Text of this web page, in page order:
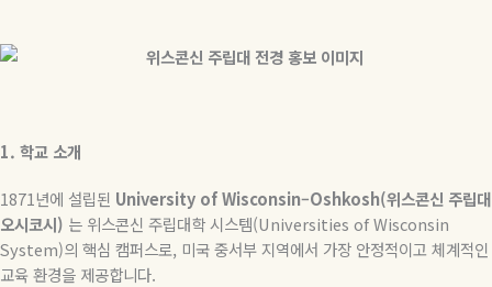
1. 학교 소개
1871년에 설립된 University of Wisconsin–Oshkosh(위스콘신 주립대
오시코시) 는 위스콘신 주립대학시스템(Universities of Wisconsin
System)의 핵심 캠퍼스로, 미국중서부지역에서 가장 안정적이고 체계적인
교육환경을 제공합니다.